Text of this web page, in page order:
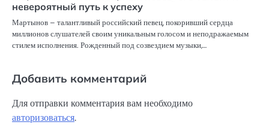
невероятный путь к успеху
Мартынов – талантливый российский певец, покоривший сердца
миллионов слушателей своим уникальным голосом и неподражаемым
стилем исполнения. Рожденный под созвездием музыки,…
Добавить комментарий
Для отправки комментария вам необходимо
авторизоваться.